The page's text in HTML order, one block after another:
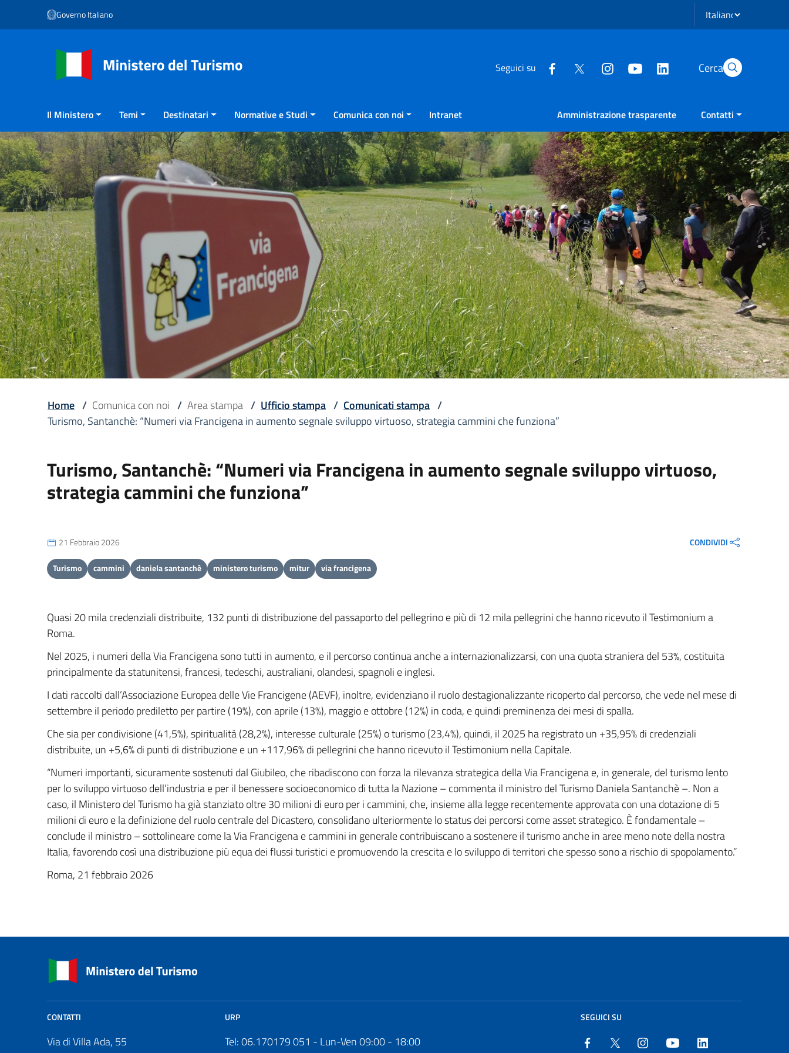
Vai ai contenuti
Vai al menu di navigazione
Governo Italiano Seleziona lingua
Seguici su Cerca
Il Ministero Temi Destinatari Normative e Studi Comunica con noi Intranet Amministrazione trasparente Contatti
Home / Comunica con noi / Area stampa / Ufficio stampa / Comunicati stampa /
Turismo, Santanchè: “Numeri via Francigena in aumento segnale sviluppo virtuoso, strategia cammini che funziona”
Turismo, Santanchè: “Numeri via Francigena in aumento segnale sviluppo virtuoso,
strategia cammini che funziona”
21 Febbraio 2026 CONDIVIDI
Turismo cammini daniela santanchè ministero turismo mitur via francigena
Quasi 20 mila credenziali distribuite, 132 punti di distribuzione del passaporto del pellegrino e più di 12 mila pellegrini che hanno ricevuto il Testimonium a
Roma.
Nel 2025, i numeri della Via Francigena sono tutti in aumento, e il percorso continua anche a internazionalizzarsi, con una quota straniera del 53%, costituita
principalmente da statunitensi, francesi, tedeschi, australiani, olandesi, spagnoli e inglesi.
I dati raccolti dall’Associazione Europea delle Vie Francigene (AEVF), inoltre, evidenziano il ruolo destagionalizzante ricoperto dal percorso, che vede nel mese di
settembre il periodo prediletto per partire (19%), con aprile (13%), maggio e ottobre (12%) in coda, e quindi preminenza dei mesi di spalla.
Che sia per condivisione (41,5%), spiritualità (28,2%), interesse culturale (25%) o turismo (23,4%), quindi, il 2025 ha registrato un +35,95% di credenziali
distribuite, un +5,6% di punti di distribuzione e un +117,96% di pellegrini che hanno ricevuto il Testimonium nella Capitale.
“Numeri importanti, sicuramente sostenuti dal Giubileo, che ribadiscono con forza la rilevanza strategica della Via Francigena e, in generale, del turismo lento
per lo sviluppo virtuoso dell’industria e per il benessere socioeconomico di tutta la Nazione – commenta il ministro del Turismo Daniela Santanchè –. Non a
caso, il Ministero del Turismo ha già stanziato oltre 30 milioni di euro per i cammini, che, insieme alla legge recentemente approvata con una dotazione di 5
milioni di euro e la definizione del ruolo centrale del Dicastero, consolidano ulteriormente lo status dei percorsi come asset strategico. È fondamentale –
conclude il ministro – sottolineare come la Via Francigena e cammini in generale contribuiscano a sostenere il turismo anche in aree meno note della nostra
Italia, favorendo così una distribuzione più equa dei flussi turistici e promuovendo la crescita e lo sviluppo di territori che spesso sono a rischio di spopolamento.”
Roma, 21 febbraio 2026
CONTATTI
Via di Villa Ada, 55
URP
Tel: 06.170179 051 - Lun-Ven 09:00 - 18:00
SEGUICI SU